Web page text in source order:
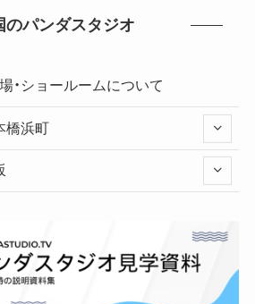
のパンダスタジオ
・ショールームについて
橋浜町